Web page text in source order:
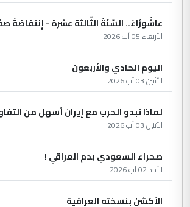
عاشُورْاءُ.. السّنَةُ الثّالثةَ عشَرَة - إِنتفاضةُ
الأربعاء 05 آب 2026
اليوم الحادي والأربعون
الأثنين 03 آب 2026
لماذا تبدو الحرب مع إيران أسهل من
الأثنين 03 آب 2026
صحراء السعودي بدم العراقي !
الأحد 02 آب 2026
الأكشن بنسخته العراقية